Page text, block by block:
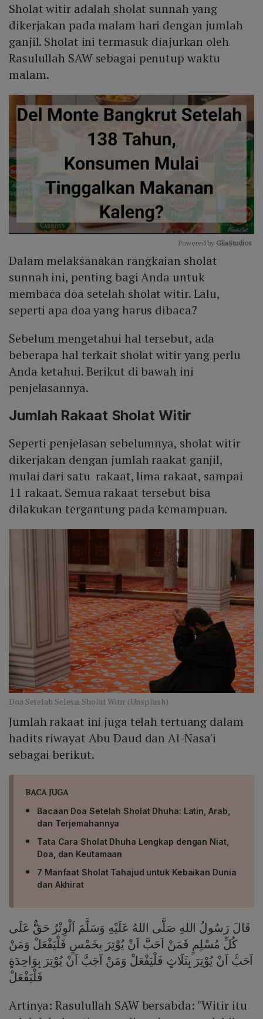
Sholat witir adalah sholat sunnah yang
dikerjakan pada malam hari dengan jumlah
ganjil. Sholat ini termasuk diajurkan oleh
Rasulullah SAW sebagai penutup waktu
malam.
Mute
Powered by GliaStudios
Dalam melaksanakan rangkaian sholat
sunnah ini, penting bagi Anda untuk
membaca doa setelah sholat witir. Lalu,
seperti apa doa yang harus dibaca?
Sebelum mengetahui hal tersebut, ada
beberapa hal terkait sholat witir yang perlu
Anda ketahui. Berikut di bawah ini
penjelasannya.
Jumlah Rakaat Sholat Witir
Seperti penjelasan sebelumnya, sholat witir
dikerjakan dengan jumlah raakat ganjil,
mulai dari satu rakaat, lima rakaat, sampai
11 rakaat. Semua rakaat tersebut bisa
dilakukan tergantung pada kemampuan.
Doa Setelah Selesai Sholat Witir (Unsplash)
Jumlah rakaat ini juga telah tertuang dalam
hadits riwayat Abu Daud dan Al-Nasa'i
sebagai berikut.
BACA JUGA
Bacaan Doa Setelah Sholat Dhuha: Latin, Arab,
dan Terjemahannya
Tata Cara Sholat Dhuha Lengkap dengan Niat,
Doa, dan Keutamaan
7 Manfaat Sholat Tahajud untuk Kebaikan Dunia
dan Akhirat
قَالَ رَسُولُ اللهِ صَلَّى اللهُ عَلَيْهِ وَسَلَّمَ اَلْوِتْرُ حَقٌّ عَلَى
كُلِّ مُسْلِمٍ فَمَنْ اَحَبَّ اَنْ يُوْتِرَ بِخَمْسٍ فَلْيَفْعَلْ وَمَنْ
اَحَبَّ اَنْ يُوْتِرَ بِثَلَاثٍ فَلْيَفْعَلْ وَمَنْ اَجَبَّ اَنْ يُوْتِرَ بِوَاحِدَةٍ
فَلْيَفْعَلْ
Artinya: Rasulullah SAW bersabda: "Witir itu